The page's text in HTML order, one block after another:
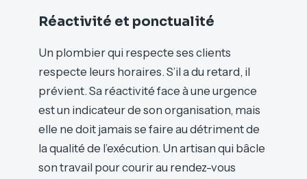
Réactivité et ponctualité
Un plombier qui respecte ses clients
respecte leurs horaires. S’il a du retard, il
prévient. Sa réactivité face à une urgence
est un indicateur de son organisation, mais
elle ne doit jamais se faire au détriment de
la qualité de l’exécution. Un artisan qui bâcle
son travail pour courir au rendez-vous